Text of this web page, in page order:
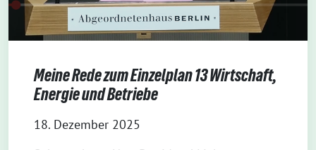
Meine Rede zum Einzelplan 13 Wirtschaft,
Energie und Betriebe
18. Dezember 2025